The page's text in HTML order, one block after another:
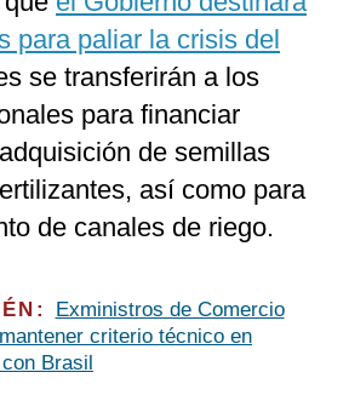
para paliar la crisis del
se transferirán a los
para financiar
de semillas
así como para
de canales de riego.
Exministros de Comercio
criterio técnico en
Brasil